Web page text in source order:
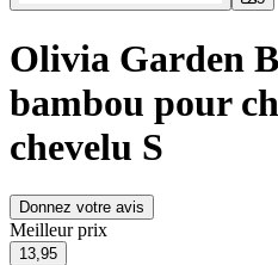
Olivia Garden
bambou pour
chevelu S
Donnez votre avis
Meilleur prix
13,95